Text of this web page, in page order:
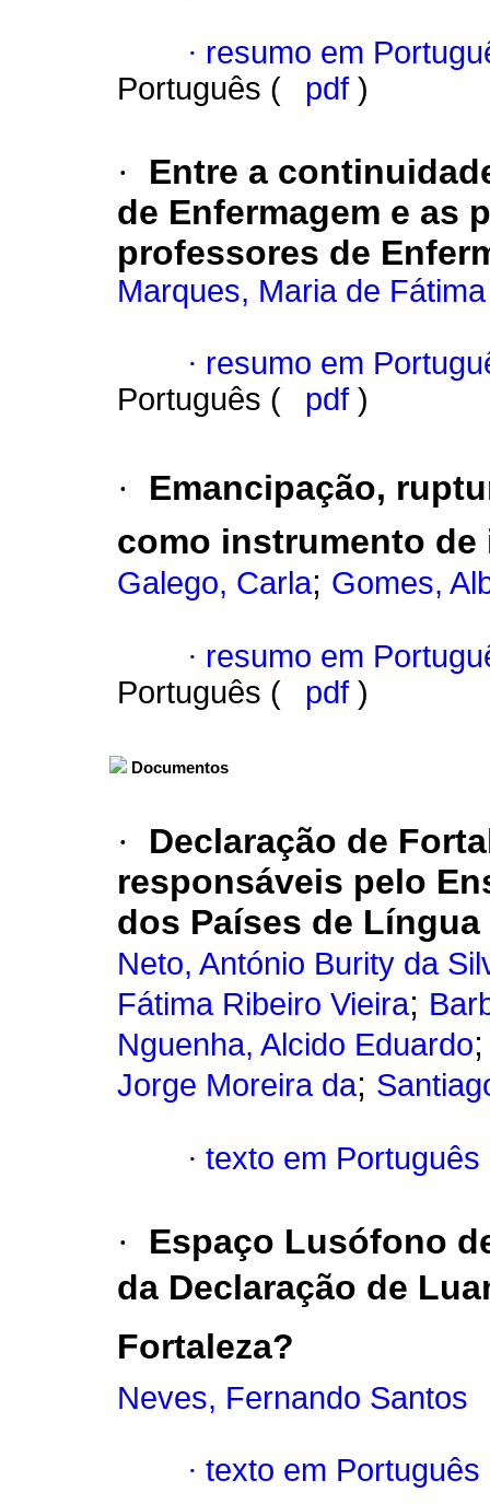
· resumo em
Português (
pdf )
·
Entre a
de Enfermagem e as
professores de
Marques, Maria de
· resumo em
Português (
pdf )
·
Emancipação,
como instrumento de
Galego, Carla; Gomes,
· resumo em
Português (
pdf )
Documentos
·
Declaração de
responsáveis pelo
dos Países de
Neto, António Burity da
Fátima Ribeiro Vieira;
Nguenha, Alcido Eduardo
Jorge Moreira da;
· texto em Português
·
Espaço Lusófono
da Declaração de
Fortaleza?
Neves, Fernando Santos
· texto em Português